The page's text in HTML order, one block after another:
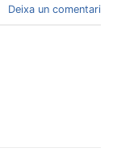
Deixa un comentari